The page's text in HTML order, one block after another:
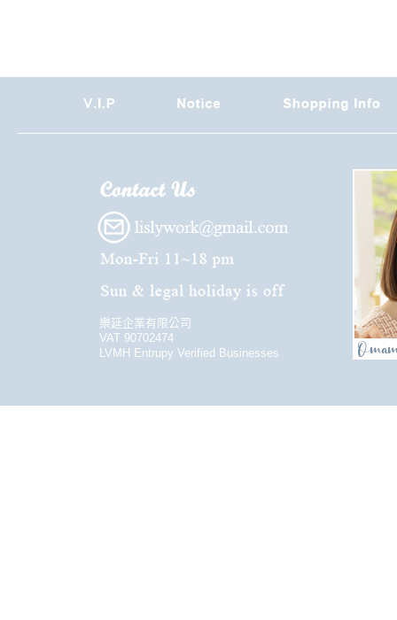
樂延企業有限公司
VAT 90702474
LVMH Entrupy Verified Businesses